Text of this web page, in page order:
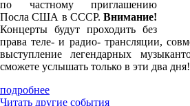
по частному приглашению
Посла США в СССР. Внимание!
Концерты будут проходить без
права теле- и радио- трансляции,
выступление легендарных
сможете услышать только в эти два дня!
подробнее
Читать другие события